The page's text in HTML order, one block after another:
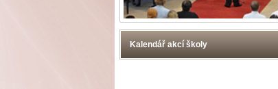
Kalendář akcí školy